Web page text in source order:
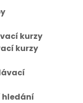
kurzy
kurzy
hledání